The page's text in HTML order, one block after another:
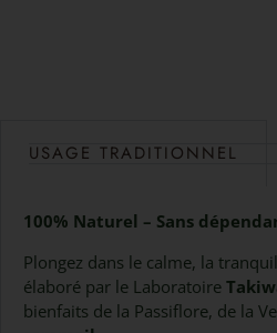
USAGE TRADITIONNEL
100% Naturel – Sans
Plongez dans le calme, la
élaboré par le Laboratoire
bienfaits de la Passiflore, de la